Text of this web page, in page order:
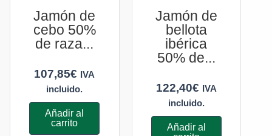
Jamón de
cebo 50%
de raza...
107,85€ IVA
incluido.
Añadir al
carrito
Jamón de
bellota
ibérica
50% de...
122,40€ IVA
incluido.
Añadir al